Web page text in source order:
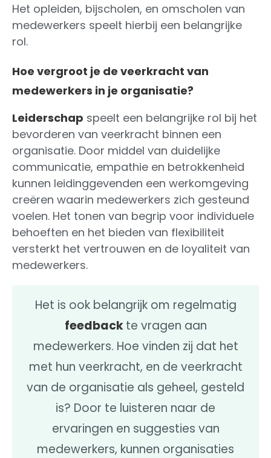
Het opleiden, bijscholen, en omscholen van
medewerkers speelt hierbij een belangrijke
rol.
Hoe vergroot je de veerkracht van
medewerkers in je organisatie?
Leiderschap speelt een belangrijke rol bij het
bevorderen van veerkracht binnen een
organisatie. Door middel van duidelijke
communicatie, empathie en betrokkenheid
kunnen leidinggevenden een werkomgeving
creëren waarin medewerkers zich gesteund
voelen. Het tonen van begrip voor individuele
behoeften en het bieden van flexibiliteit
versterkt het vertrouwen en de loyaliteit van
medewerkers.
Het is ook belangrijk om regelmatig
feedbackte vragen aan
medewerkers. Hoe vinden zij dat het
met hun veerkracht, en de veerkracht
van de organisatie als geheel, gesteld
is? Door te luisteren naar de
ervaringen en suggesties van
medewerkers, kunnen organisaties